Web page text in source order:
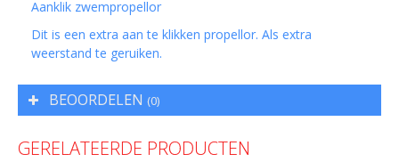
Aanklik zwempropellor
Dit is een extra aan te klikken propellor. Als extra
weerstand te geruiken.
BEOORDELEN (0)
GERELATEERDE PRODUCTEN